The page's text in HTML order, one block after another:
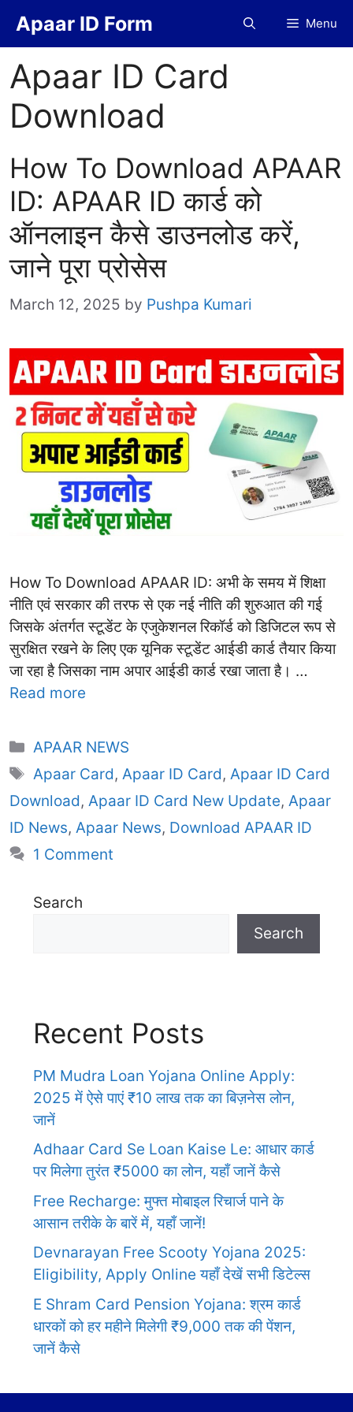
Apaar ID Form Menu
Apaar ID Card
Download
How To Download APAAR
ID: APAAR ID कार्ड को
ऑनलाइन कैसे डाउनलोड करें,
जाने पूरा प्रोसेस
March 12, 2025 by Pushpa Kumari
How To Download APAAR ID: अभी के समय में शिक्षा
नीति एवं सरकार की तरफ से एक नई नीति की शुरुआत की गई
जिसके अंतर्गत स्टूडेंट के एजुकेशनल रिकॉर्ड को डिजिटल रूप से
सुरक्षित रखने के लिए एक यूनिक स्टूडेंट आईडी कार्ड तैयार किया
जा रहा है जिसका नाम अपार आईडी कार्ड रखा जाता है। …
Read more
Categories
APAAR NEWS
Tags
Apaar Card,Apaar ID Card,Apaar ID Card
Download, Apaar ID Card New Update, Apaar
ID News, Apaar News, Download APAAR ID
1 Comment
Search
Search
Recent Posts
PM Mudra Loan Yojana Online Apply:
2025 में ऐसे पाएं ₹10 लाख तक का बिज़नेस लोन,
जानें
Adhaar Card Se Loan Kaise Le: आधार कार्ड
पर मिलेगा तुरंत ₹5000 का लोन, यहाँ जानें कैसे
Free Recharge: मुफ्त मोबाइल रिचार्ज पाने के
आसान तरीके के बारें में, यहाँ जानें!
Devnarayan Free Scooty Yojana 2025:
Eligibility, Apply Online यहाँ देखें सभी डिटेल्स
E Shram Card Pension Yojana: श्रम कार्ड
धारकों को हर महीने मिलेगी ₹9,000 तक की पेंशन,
जानें कैसे